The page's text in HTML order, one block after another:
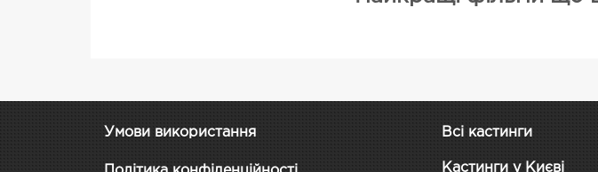
Умови використання Всі кастинги
Кастинги у Києві